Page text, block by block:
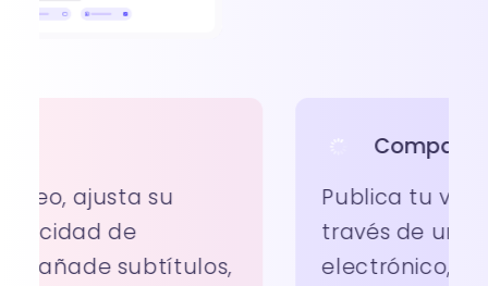
Publica tu vídeo y compártelo a
través de un enlace, correo
electrónico, redes sociales o